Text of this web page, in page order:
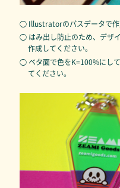
◯ Illustratorのパスデータで作
◯ はみ出し防止のため、デザ
作成してください。
◯ ベタ面で色をK=100%にし
てください。